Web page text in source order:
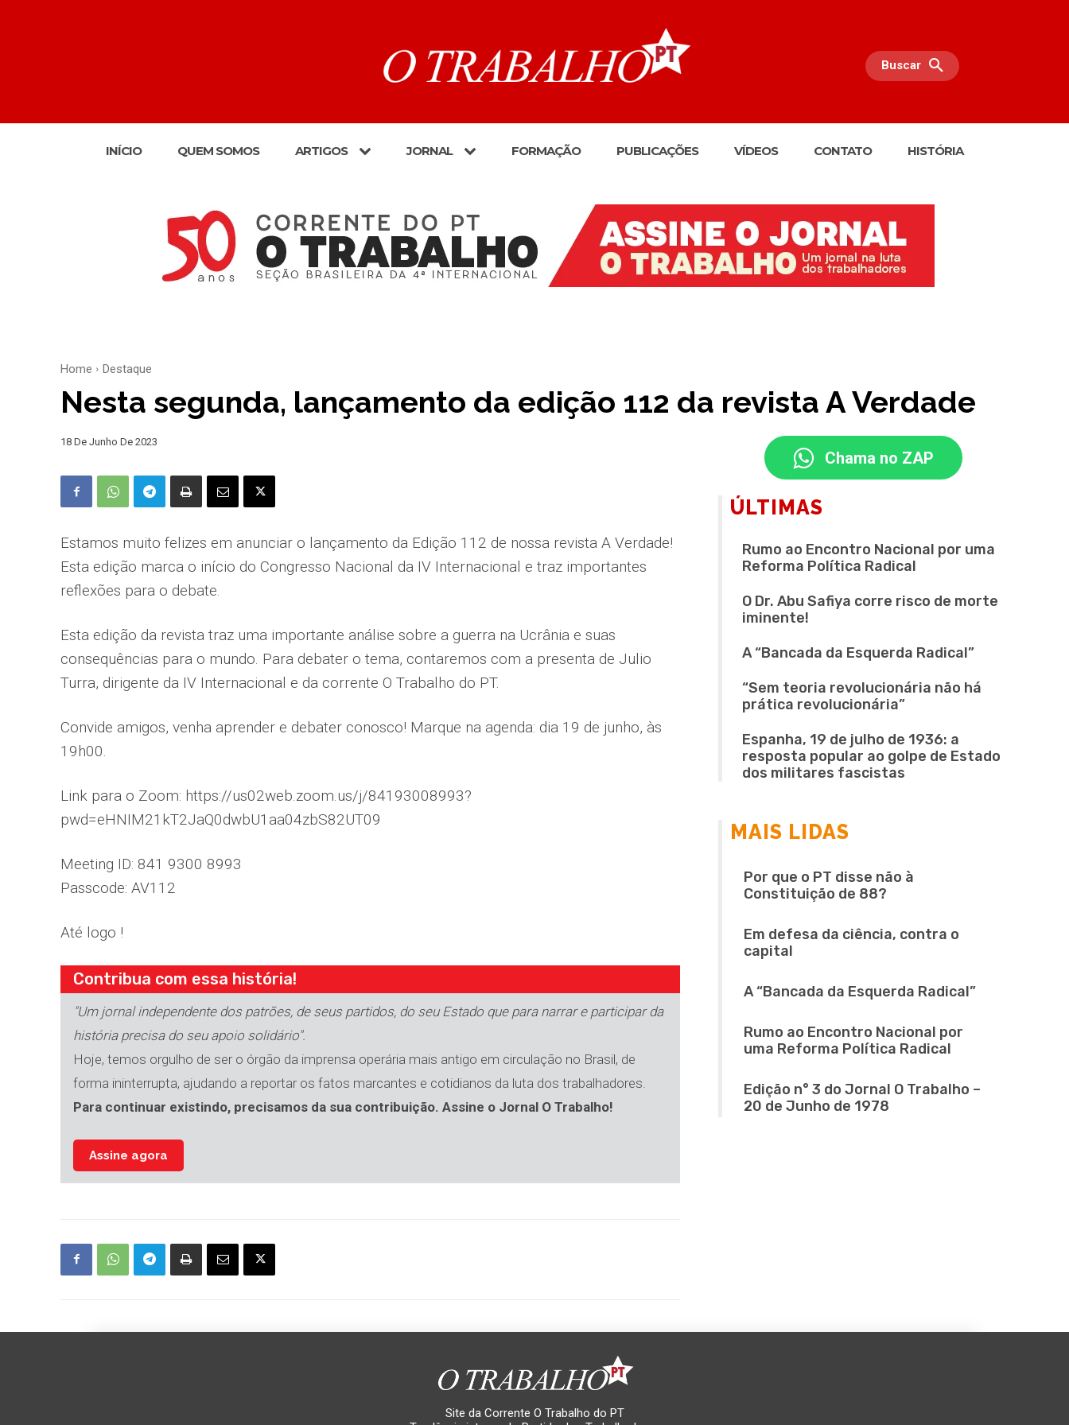
Buscar
INÍCIO QUEM SOMOS ARTIGOS JORNAL FORMAÇÃO PUBLICAÇÕES VÍDEOS CONTATO HISTÓRIA
Home Destaque
Nesta segunda, lançamento da edição 112 da revista A Verdade
18 De Junho De 2023
Estamos muito felizes em anunciar o lançamento da Edição 112 de nossa revista A Verdade!
Esta edição marca o início do Congresso Nacional da IV Internacional e traz importantes
reflexões para o debate.
Esta edição da revista traz uma importante análise sobre a guerra na Ucrânia e suas
consequências para o mundo. Para debater o tema, contaremos com a presenta de Julio
Turra, dirigente da IV Internacional e da corrente O Trabalho do PT.
Convide amigos, venha aprender e debater conosco! Marque na agenda: dia 19 de junho, às
19h00.
Link para o Zoom: https://us02web.zoom.us/j/84193008993?
pwd=eHNIM21kT2JaQ0dwbU1aa04zbS82UT09
Meeting ID: 841 9300 8993
Passcode: AV112
Até logo !
Contribua com essa história!
"Um jornal independente dos patrões, de seus partidos, do seu Estado que para narrar e participar da
história precisa do seu apoio solidário".
Hoje, temos orgulho de ser o órgão da imprensa operária mais antigo em circulação no Brasil, de
forma ininterrupta, ajudando a reportar os fatos marcantes e cotidianos da luta dos trabalhadores.
Para continuar existindo, precisamos da sua contribuição. Assine o Jornal O Trabalho!
Assine agora
Chama no ZAP
ÚLTIMAS
Rumo ao Encontro Nacional por uma
Reforma Política Radical
O Dr. Abu Safiya corre risco de morte
iminente!
A “Bancada da Esquerda Radical”
“Sem teoria revolucionária não há
prática revolucionária”
Espanha, 19 de julho de 1936: a
resposta popular ao golpe de Estado
dos militares fascistas
MAIS LIDAS
Por que o PT disse não à
Constituição de 88?
Em defesa da ciência, contra o
capital
A “Bancada da Esquerda Radical”
Rumo ao Encontro Nacional por
uma Reforma Política Radical
Edição n° 3 do Jornal O Trabalho –
20 de Junho de 1978
Site da Corrente O Trabalho do PT